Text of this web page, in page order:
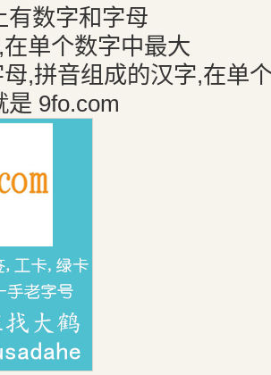
有数字和字母
单个数字中最大
,拼音组成的汉字,在单
是 9fo.com